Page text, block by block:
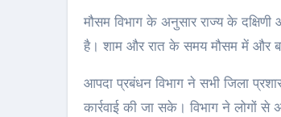
मौसम विभाग के अनुसार राज्य के
है। शाम और रात के समय मौसम में और
आपदा प्रबंधन विभाग ने सभी जिला
कार्रवाई की जा सके। विभाग ने लोगों